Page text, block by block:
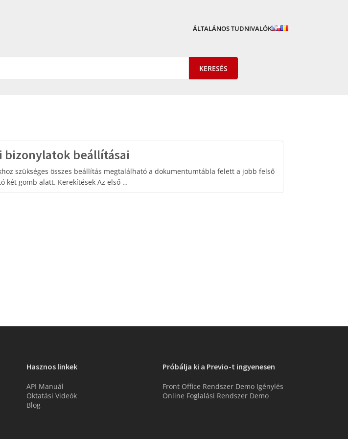
ÁLTALÁNOS TUDNIVALÓK
bizonylatok beállításai
szükséges összes beállítás megtalálható a dokumentumtábla felett a jobb felső
két gomb alatt. Kerekítések Az első …
Hasznos linkek
API Manuál
Oktatási Videók
Blog
Próbálja ki a Previo-t ingyenesen
Front Office Rendszer Demo Igénylés
Online Foglalási Rendszer Demo